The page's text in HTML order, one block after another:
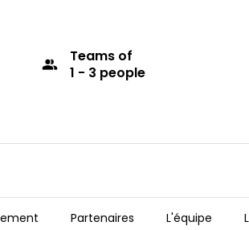
group Teamsof
1 - 3 people
Partenaires L'équipe